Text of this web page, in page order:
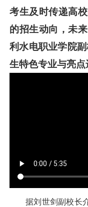
考生及时传递高
的招生动向，未
利水电职业学院
生特色专业与亮点
据刘世剑副校长